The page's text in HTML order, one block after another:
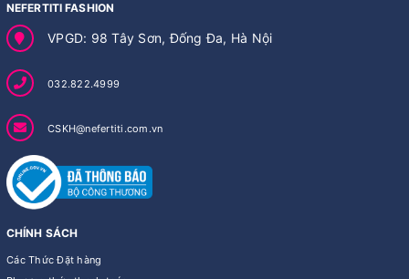
NEFERTITI FASHION
VPGD: 98 Tây Sơn, Đống Đa, Hà Nội
032.822.4999
CSKH@nefertiti.com.vn
CHÍNH SÁCH
Các Thức Đặt hàng